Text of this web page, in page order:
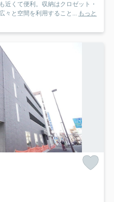
近くて便利。収納はクロゼット・
々と空間を利用すること... もっと